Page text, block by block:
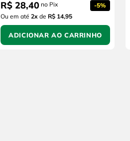
R$ 28,40 no Pix -5%
Ou em até 2x de R$ 14,95
ADICIONAR AO CARRINHO